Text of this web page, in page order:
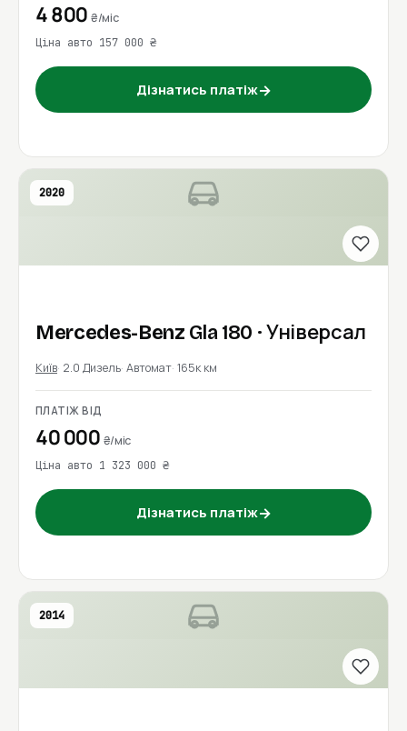
4 800₴/міс
Ціна авто 157 000 ₴
Дізнатись платіж→
2020
Mercedes-Benz Gla 180 · Універсал
Київ 2.0 Дизель Автомат 165к км
ПЛАТІЖ ВІД
40 000 ₴/міс
Ціна авто 1 323 000 ₴
Дізнатись платіж→
2014